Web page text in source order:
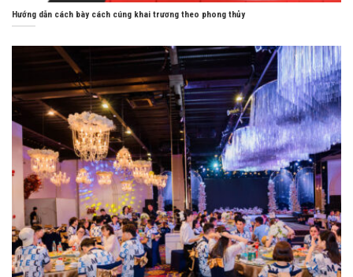
Hướng dẫn cách bày cách cúng khai trương theo phong thủy